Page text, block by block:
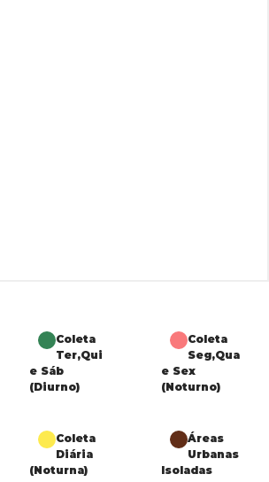
Coleta
Ter,Qui
e Sáb
(Diurno)
Coleta
Seg,Qua
e Sex
(Noturno)
Coleta
Diária
(Noturna)
Áreas
Urbanas
Isoladas